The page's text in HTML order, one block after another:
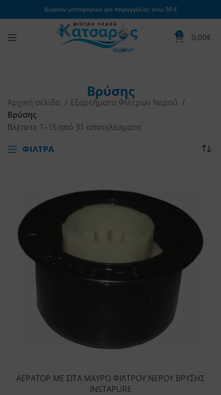
Δωρεάν μεταφορικά για παραγγελίες άνω 50 €
0 0,00€
Βρύσης
Αρχική σελίδα
Εξαρτήματα Φίλτρων Νερού
Βρύσης
Βλέπετε 1–15 από 31 αποτελέσματα
ΦΙΛΤΡΑ
ΑΕΡΑΤΟΡ ΜΕ ΣΙΤΑ ΜΑΥΡΟ ΦΙΛΤΡΟΥ ΝΕΡΟΥ ΒΡΥΣΗΣ
INSTAPURE